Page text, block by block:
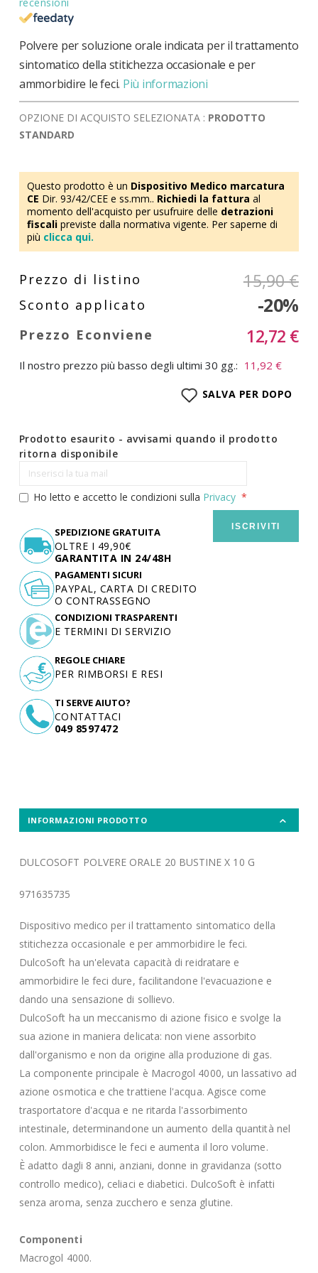
recensioni
Polvere per soluzione orale indicata per il trattamento
sintomatico della stitichezza occasionale e per
ammorbidire le feci. Più informazioni
OPZIONE DI ACQUISTO SELEZIONATA : PRODOTTO
STANDARD
Questo prodotto è un Dispositivo Medico marcatura
CE Dir. 93/42/CEE e ss.mm.. Richiedi la fattura al
momento dell'acquisto per usufruire delle detrazioni
fiscalipreviste dalla normativa vigente. Per saperne di
più clicca qui.
15,90 €
-20%
12,72 €
Il nostro prezzo più basso degli ultimi 30 gg.: 11,92 €
SALVA PER DOPO
Prodotto esaurito - avvisami quando il prodotto
ritorna disponibile
Ho letto e accetto le condizioni sulla Privacy
ISCRIVITI
SPEDIZIONE GRATUITA
OLTRE I 49,90€
GARANTITA IN 24/48H
TI SERVE AIUTO?
CONTATTACI
049 8597472
PAGAMENTI SICURI
PAYPAL, CARTA DI CREDITO
O CONTRASSEGNO
CONDIZIONI TRASPARENTI
E TERMINI DI SERVIZIO
REGOLE CHIARE
PER RIMBORSI E RESI
INFORMAZIONI PRODOTTO
DULCOSOFT POLVERE ORALE 20 BUSTINE X 10 G
971635735
Dispositivo medico per il trattamento sintomatico della
stitichezza occasionale e per ammorbidire le feci.
DulcoSoft ha un'elevata capacità di reidratare e
ammorbidire le feci dure, facilitandone l'evacuazione e
dando una sensazione di sollievo.
DulcoSoft ha un meccanismo di azione fisico e svolge la
sua azione in maniera delicata: non viene assorbito
dall'organismo e non da origine alla produzione di gas.
La componente principale è Macrogol 4000, un lassativo ad
azione osmotica e che trattiene l'acqua. Agisce come
trasportatore d'acqua e ne ritarda l'assorbimento
intestinale, determinandone un aumento della quantità nel
colon. Ammorbidisce le feci e aumenta il loro volume.
È adatto dagli 8 anni, anziani, donne in gravidanza (sotto
controllo medico), celiaci e diabetici. DulcoSoft è infatti
senza aroma, senza zucchero e senza glutine.
Componenti
Macrogol 4000.